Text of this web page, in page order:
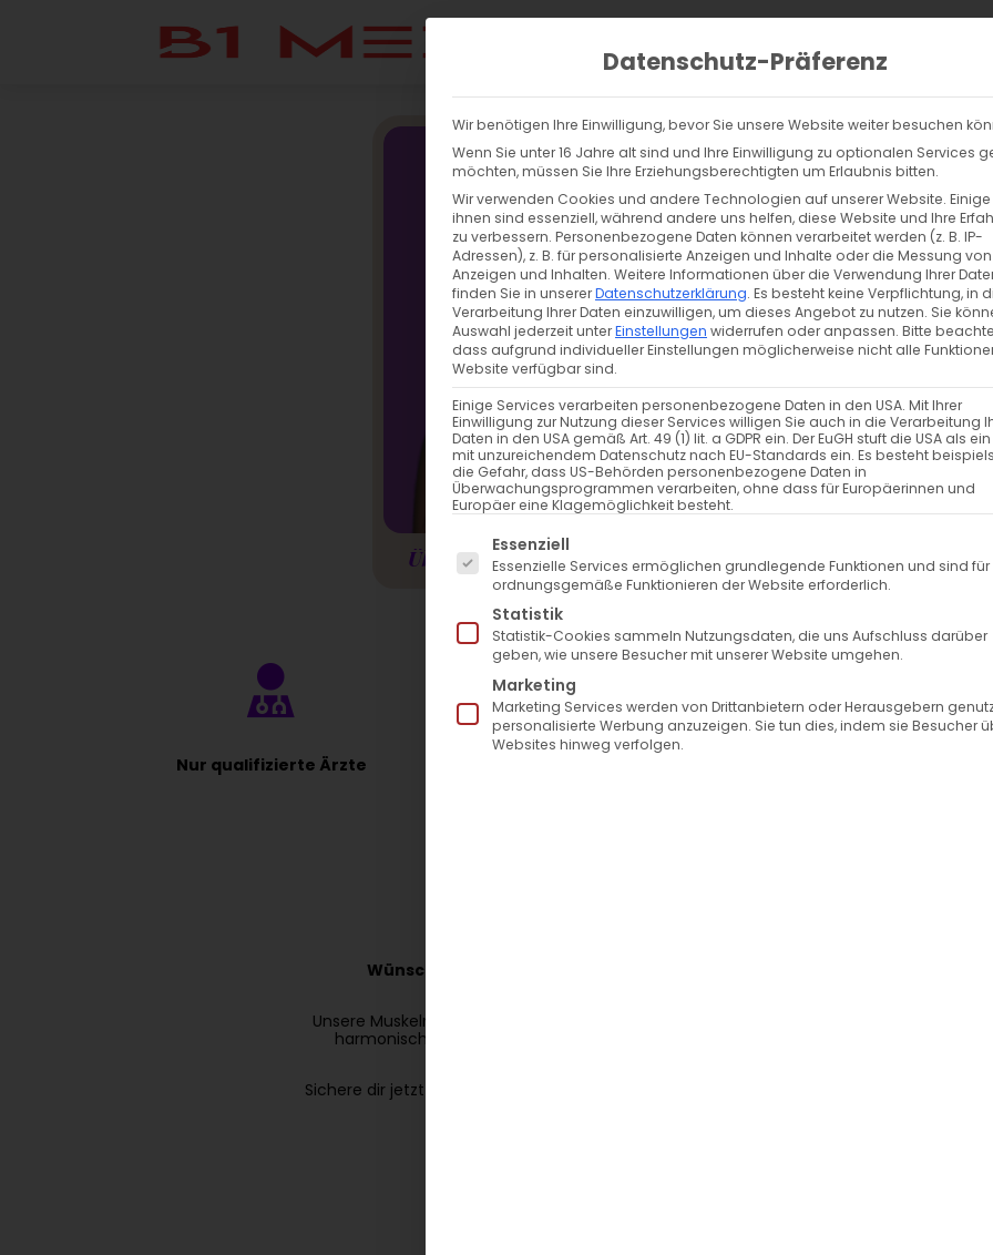
Übersicht
Nur qualifizierte Ärzte
Wünschst du dir ein visuell längeres Halsprofil, zierlichere Schultern und
Unsere Muskelrelaxans-Behandlung reduziert die Trapezmuskeln, verfeinert die
harmonischere Nacken-Schulter-Linie. Verlängerter Hals mit geschmeidigem
Sichere dir jetzt schnell und unkompliziert einen Termin bei B1 Medical und lass dich von
Datenschutz-Präferenz
Wir benötigen Ihre Einwilligung, bevor Sie unsere Website weiter besuchen
Wenn Sie unter 16 Jahre alt sind und Ihre Einwilligung zu optionalen Services
möchten, müssen Sie Ihre Erziehungsberechtigten um Erlaubnis bitten.
Wir verwenden Cookies und andere Technologien auf unserer Website.
ihnen sind essenziell, während andere uns helfen, diese Website und Ihre
zu verbessern. Personenbezogene Daten können verarbeitet werden (z. B. IP-
Adressen), z. B. für personalisierte Anzeigen und Inhalte oder die Messung von
Anzeigen und Inhalten. Weitere Informationen über die Verwendung Ihrer
finden Sie in unsererDatenschutzerklärung. Es besteht keine Verpflichtung, in
Verarbeitung Ihrer Daten einzuwilligen, um dieses Angebot zu nutzen. Sie
Auswahl jederzeit unterEinstellungen widerrufen oder anpassen. Bitte
dass aufgrund individueller Einstellungen möglicherweise nicht alle
Website verfügbar sind.
Einige Services verarbeiten personenbezogene Daten in den USA. Mit Ihrer
Einwilligung zur Nutzung dieser Services willigen Sie auch in die Verarbeitung
Daten in den USA gemäß Art. 49 (1) lit. a GDPR ein. Der EuGH stuft die USA als
mit unzureichendem Datenschutz nach EU-Standards ein. Es besteht
die Gefahr, dass US-Behörden personenbezogene Daten in
Überwachungsprogrammen verarbeiten, ohne dass für Europäerinnen und
Europäer eine Klagemöglichkeit besteht.
Es folgt eine Liste der Service-Gruppen, für die eine Einwilligung
Essenziell
Essenzielle Services ermöglichen grundlegende Funktionen und sind
ordnungsgemäße Funktionieren der Website erforderlich.
Statistik
Statistik-Cookies sammeln Nutzungsdaten, die uns Aufschluss darüber
geben, wie unsere Besucher mit unserer Website umgehen.
Marketing
Marketing Services werden von Drittanbietern oder Herausgebern
personalisierte Werbung anzuzeigen. Sie tun dies, indem sie Besucher
Websites hinweg verfolgen.